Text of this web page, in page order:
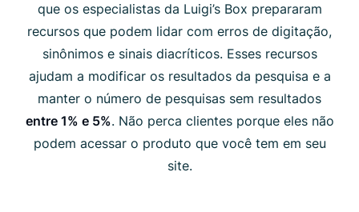
que os especialistas da Luigi’s Box prepararam
recursos que podem lidar com erros de digitação,
sinônimos e sinais diacríticos. Esses recursos
ajudam a modificar os resultados da pesquisa e a
manter o número de pesquisas sem resultados
entre 1% e 5%. Não perca clientes porque eles não
podem acessar o produto que você tem em seu
site.